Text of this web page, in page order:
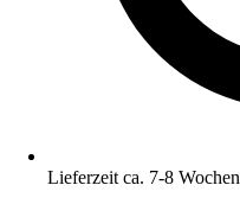
Lieferzeit ca. 7-8 Wochen